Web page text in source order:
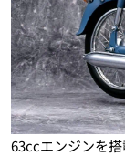
63ccエンジンを